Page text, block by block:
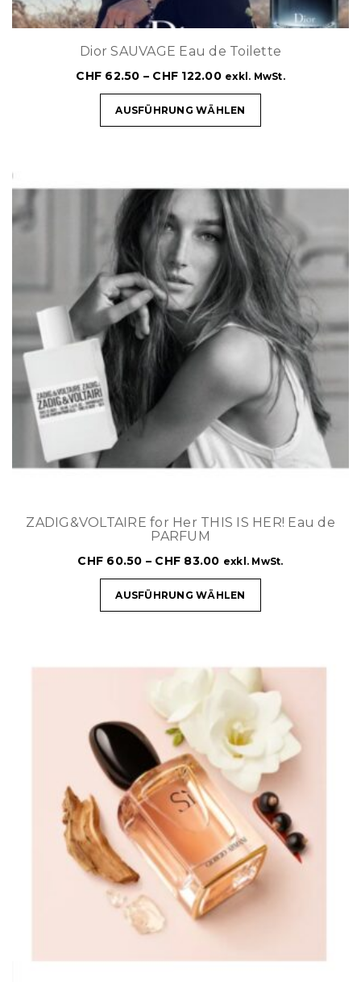
Dior SAUVAGE Eau de Toilette
CHF 62.50 – CHF 122.00 exkl. MwSt.
AUSFÜHRUNG WÄHLEN
ZADIG&VOLTAIRE for Her THIS IS HER! Eau de
PARFUM
CHF 60.50 – CHF 83.00 exkl. MwSt.
AUSFÜHRUNG WÄHLEN